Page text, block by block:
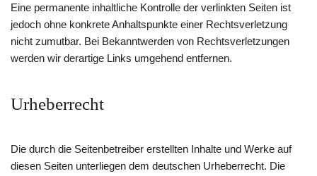
Eine permanente inhaltliche Kontrolle der verlinkten Seiten ist
jedoch ohne konkrete Anhaltspunkte einer Rechtsverletzung
nicht zumutbar. Bei Bekanntwerden von Rechtsverletzungen
werden wir derartige Links umgehend entfernen.
Urheberrecht
Die durch die Seitenbetreiber erstellten Inhalte und Werke auf
diesen Seiten unterliegen dem deutschen Urheberrecht. Die